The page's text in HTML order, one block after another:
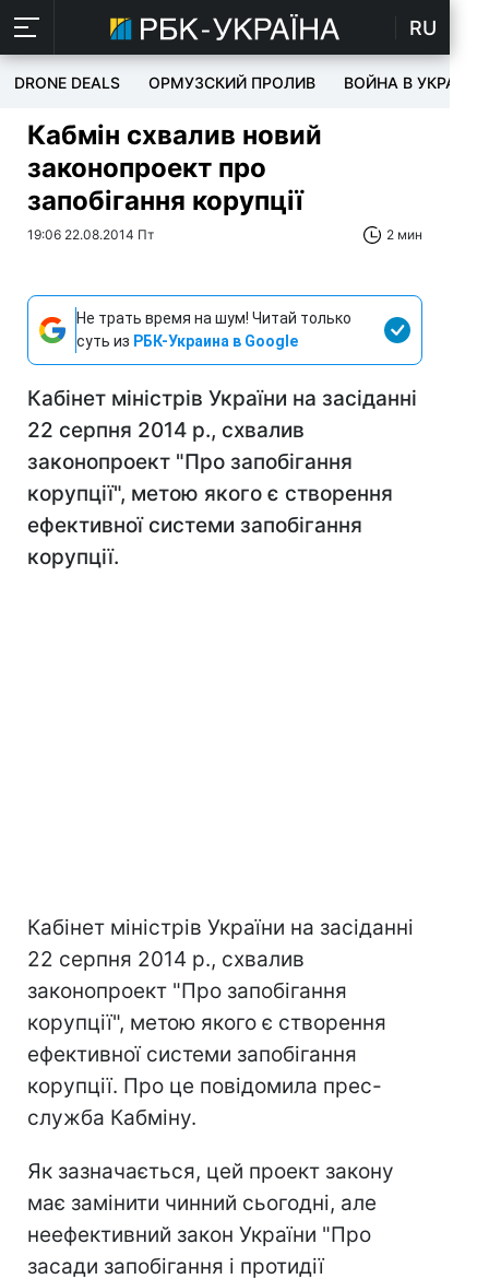
RU
DRONE DEALS ОРМУЗСКИЙ ПРОЛИВ ВОЙНА В УКРАИНЕ
Кабмін схвалив новий
законопроект про
запобігання корупції
19:06 22.08.2014 Пт 2 мин
Не трать время на шум! Читай только
суть из РБК-Украина в Google
Кабінет міністрів України на засіданні
22 серпня 2014 р., схвалив
законопроект "Про запобігання
корупції", метою якого є створення
ефективної системи запобігання
корупції.
Кабінет міністрів України на засіданні
22 серпня 2014 р., схвалив
законопроект "Про запобігання
корупції", метою якого є створення
ефективної системи запобігання
корупції. Про це повідомила прес-
служба Кабміну.
Як зазначається, цей проект закону
має замінити чинний сьогодні, але
неефективний закон України "Про
засади запобігання і протидії